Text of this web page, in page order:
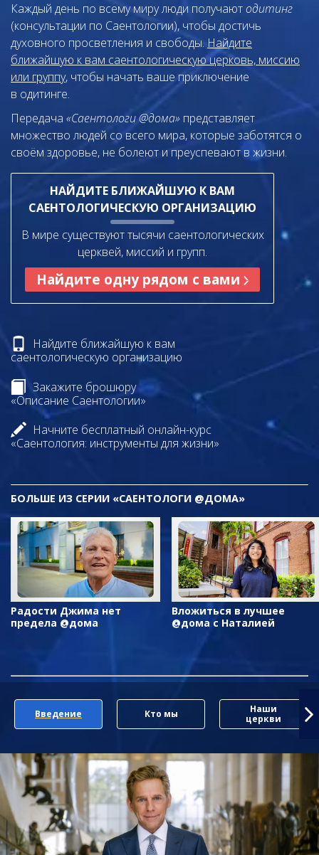
Каждый день по всему миру люди получаютодитинг
(консультации по Саентологии), чтобы достичь
духовного просветления и свободы. Найдите
ближайшую к вам саентологическую церковь, миссию
или группу, чтобы начать ваше приключение
в одитинге.
Передача «Саентологи @дома» представляет
множество людей со всего мира, которые заботятся о
своём здоровье, не болеют и преуспевают в жизни.
НАЙДИТЕ БЛИЖАЙШУЮ К ВАМ
САЕНТОЛОГИЧЕСКУЮ ОРГАНИЗАЦИЮ
В мире существуют тысячи саентологических
церквей, миссий и групп.
Найдите одну рядом с вами
Найдите ближайшую к вам
саентологическую организацию
Закажите брошюру
«Описание Саентологии»
Начните бесплатный онлайн-курс
«Саентология: инструменты для жизни»
БОЛЬШЕ ИЗ СЕРИИ «САЕНТОЛОГИ @ДОМА»
Радости Джима нет
предела @дома
Вложиться в лучшее
@дома с Наталией
Введение Кто мы
Наши
церкви